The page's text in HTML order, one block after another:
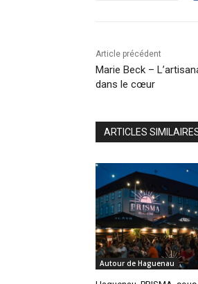
Article précédent
Marie Beck –
dans le cœur
ARTICLES
Autour de Haguenau